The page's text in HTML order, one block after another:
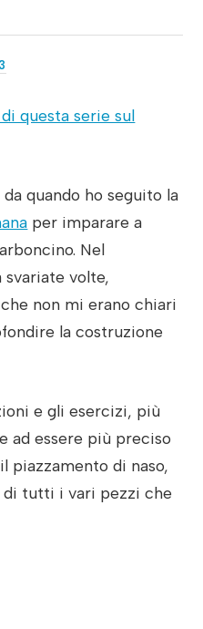
questa serie sul
quando ho seguito la
per imparare a
Nel
svariate volte,
non mi erano chiari
la costruzione
e gli esercizi, più
ad essere più preciso
piazzamento di naso,
tutti i vari pezzi che